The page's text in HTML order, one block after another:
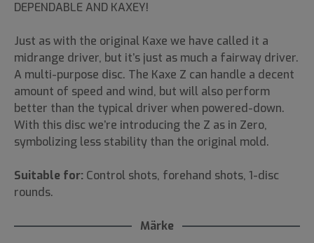
DEPENDABLE AND KAXEY!
Just as with the original Kaxe we have called it a
midrange driver, but it’s just as much a fairway driver.
A multi-purpose disc. The Kaxe Z can handle a decent
amount of speed and wind, but will also perform
better than the typical driver when powered-down.
With this disc we’re introducing the Z as in Zero,
symbolizing less stability than the original mold.
Suitable for: Control shots, forehand shots, 1-disc
rounds.
Märke